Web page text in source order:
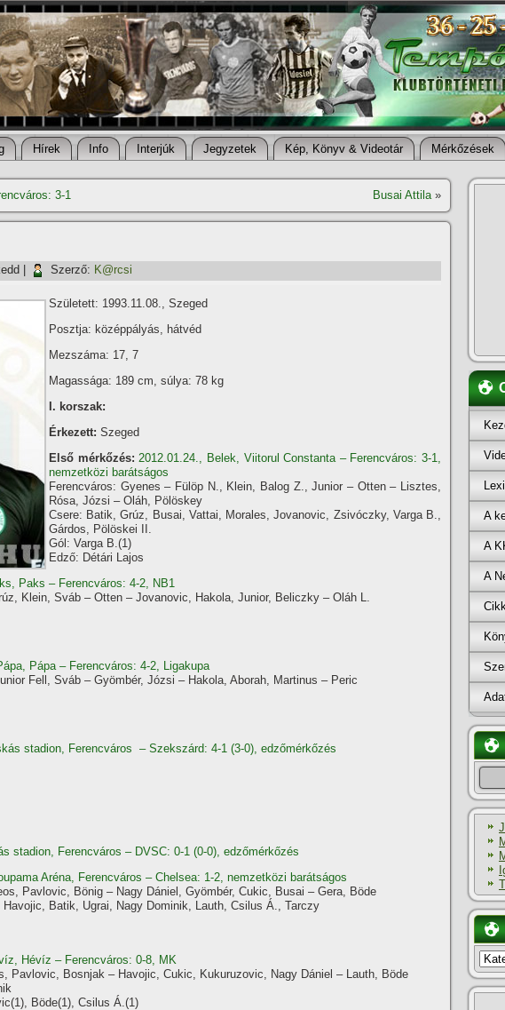
Hí­rek Info Interjúk Jegyzetek Kép, Könyv & Videotár Mérkőzések
3-1 Busai Attila»
Szerző: K@rcsi
Született: 1993.11.08., Szeged
Posztja: középpályás, hátvéd
Mezszáma: 17, 7
Magassága: 189 cm, súlya: 78 kg
I. korszak:
Érkezett: Szeged
Első mérkőzés:2012.01.24., Belek, Viitorul Constanta – Ferencváros: 3-1,
nemzetközi barátságos
Ferencváros: Gyenes – Fülöp N., Klein, Balog Z., Junior – Otten – Lisztes,
Rósa, Józsi – Oláh, Pölöskey
Csere: Batik, Grúz, Busai, Vattai, Morales, Jovanovic, Zsivóczky, Varga B.,
Gárdos, Pölöskei II.
Gól: Varga B.(1)
Edző: Détári Lajos
Paks – Ferencváros: 4-2, NB1
Klein, Sváb – Otten – Jovanovic, Hakola, Junior, Beliczky – Oláh L.
Pápa – Ferencváros: 4-2, Ligakupa
Fell, Sváb – Gyömbér, Józsi – Hakola, Aborah, Martinus – Peric
stadion, Ferencváros – Szekszárd: 4-1 (3-0), edzőmérkőzés
stadion, Ferencváros – DVSC: 0-1 (0-0), edzőmérkőzés
Aréna, Ferencváros – Chelsea: 1-2, nemzetközi barátságos
Pavlovic, Bönig – Nagy Dániel, Gyömbér, Cukic, Busai – Gera, Böde
Batik, Ugrai, Nagy Dominik, Lauth, Csilus Á., Tarczy
Héví­z – Ferencváros: 0-8, MK
Pavlovic, Bosnjak – Havojic, Cukic, Kukuruzovic, Nagy Dániel – Lauth, Böde
Böde(1), Csilus Á.(1)
A
A
A